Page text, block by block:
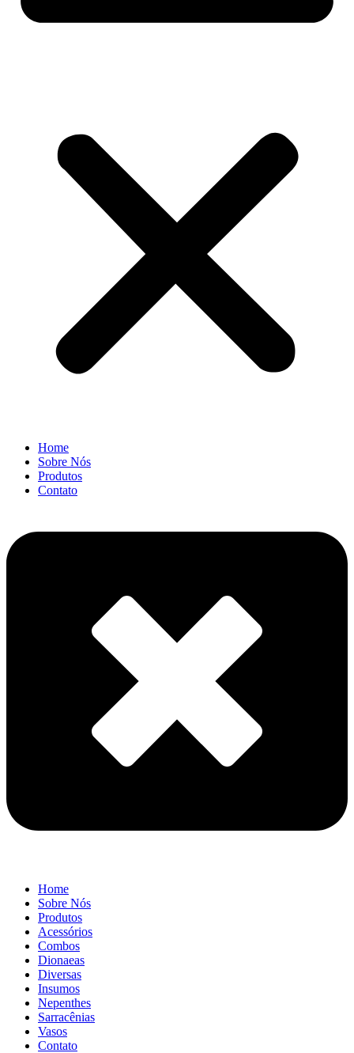
Home
Sobre Nós
Produtos
Contato
Home
Sobre Nós
Produtos
Acessórios
Combos
Dionaeas
Diversas
Insumos
Nepenthes
Sarracênias
Vasos
Contato